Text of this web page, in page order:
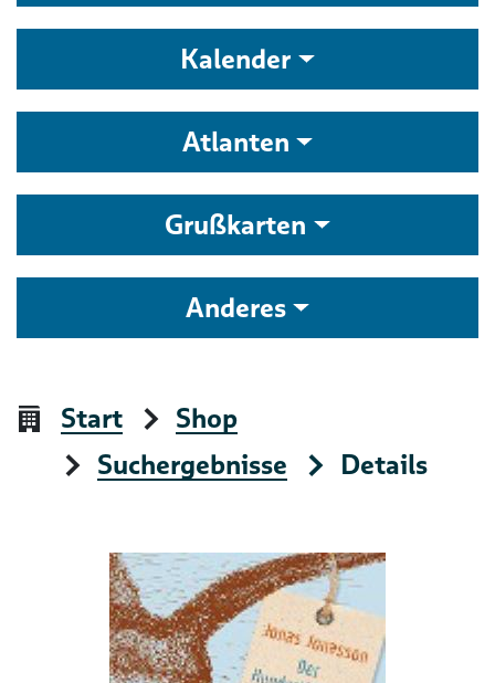
Kalender
Atlanten
Grußkarten
Anderes
Start
Shop
Suchergebnisse
Details